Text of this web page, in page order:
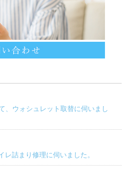
、ウォシュレット取替に伺いまし
詰まり修理に伺いました。